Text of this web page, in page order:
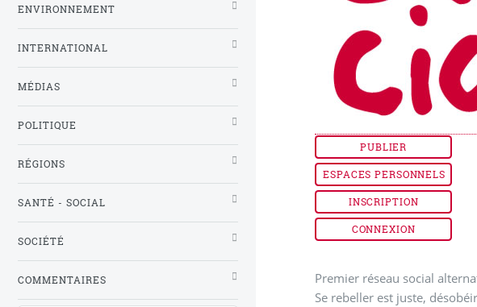
PUBLIER
ESPACES PERSONNELS
INSCRIPTION
CONNEXION
Premier réseau social
Se rebeller est juste,
ENVIRONNEMENT
INTERNATIONAL
MÉDIAS
POLITIQUE
RÉGIONS
SANTÉ - SOCIAL
SOCIÉTÉ
COMMENTAIRES